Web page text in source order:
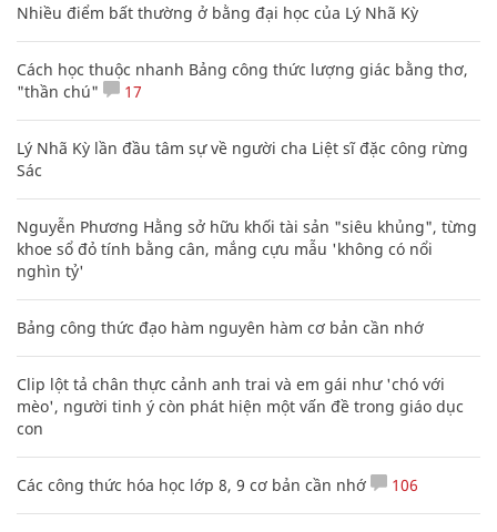
Nhiều điểm bất thường ở bằng đại học của Lý Nhã Kỳ
Cách học thuộc nhanh Bảng công thức lượng giác bằng thơ,
"thần chú"
17
Lý Nhã Kỳ lần đầu tâm sự về người cha Liệt sĩ đặc công rừng
Sác
Nguyễn Phương Hằng sở hữu khối tài sản "siêu khủng", từng
khoe sổ đỏ tính bằng cân, mắng cựu mẫu 'không có nổi
nghìn tỷ'
Bảng công thức đạo hàm nguyên hàm cơ bản cần nhớ
Clip lột tả chân thực cảnh anh trai và em gái như 'chó với
mèo', người tinh ý còn phát hiện một vấn đề trong giáo dục
con
Các công thức hóa học lớp 8, 9 cơ bản cần nhớ 106